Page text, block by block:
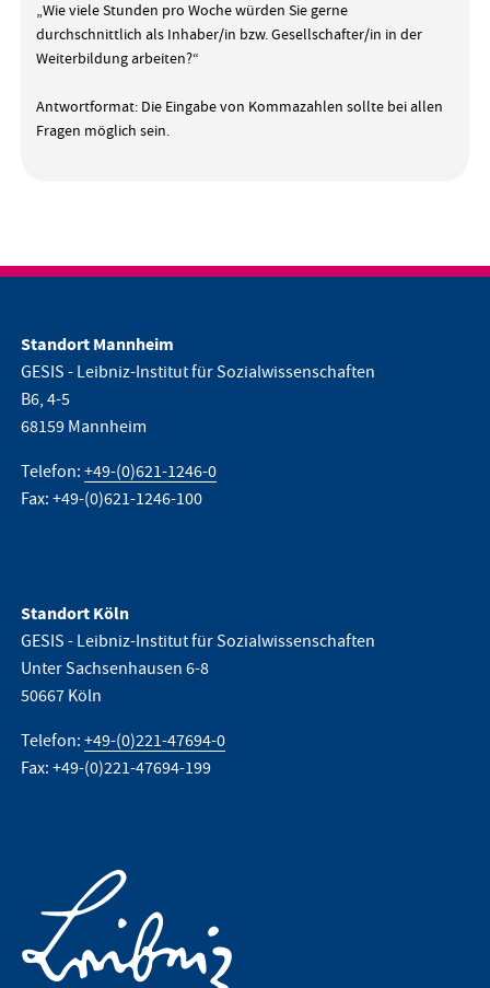
„Wie viele Stunden pro Woche würden Sie gerne
durchschnittlich als Inhaber/in bzw. Gesellschafter/in in der
Weiterbildung arbeiten?“
Antwortformat: Die Eingabe von Kommazahlen sollte bei allen
Fragen möglich sein.
Standort Mannheim
GESIS - Leibniz-Institut für Sozialwissenschaften
B6, 4-5
68159 Mannheim
Telefon:+49-(0)621-1246-0
Fax: +49-(0)621-1246-100
Standort Köln
GESIS - Leibniz-Institut für Sozialwissenschaften
Unter Sachsenhausen 6-8
50667 Köln
Telefon:+49-(0)221-47694-0
Fax: +49-(0)221-47694-199